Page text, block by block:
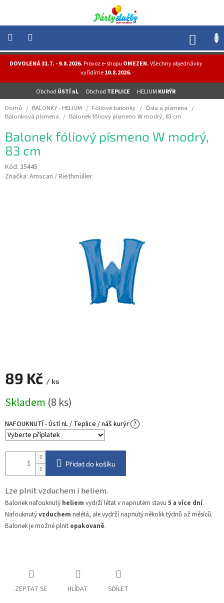
obsah
DOVOLENÁ 31.7. - 9.8.2026.Provoz e-shopu OMEZEN.Všechny objednávky
vyřídíme10.8.2026.
Obchod ÚSTÍ nL Obchod TEPLICE HELIUM KURÝR
NOVINKY
HELIUM
-
OSLAVY
MASKY
-
KOSTÝMY
Domů / BALONKY - HELIUM / Fóliové balonky / Čísla a písmena /
Balonková písmena / Balonek fóliový písmeno W modrý, 83 cm
Balonek fóliový písmeno W modrý,
83 cm
Kód: 35445
Značka: Amscan / Riethmüller
89 Kč / ks
cena:
Skladem (8 ks)
NAFOUKNUTÍ - Ústí nL / Teplice / náš kurýr ?
Přidat do košíku
Lze plnit vzduchem i heliem.
Balonek nafouknutý heliem vydrží létat v napnutém stavu 5 a více dní.
Nafouknutývzduchem nelétá, ale vydrží napnutý několik týdnů až měsíců.
Balonek je možné plnit opakovaně.
ZEPTAT SE HLÍDAT SDÍLET